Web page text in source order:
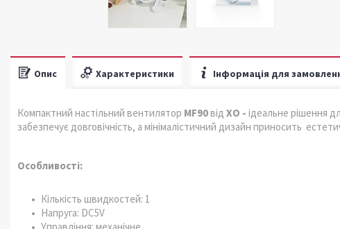
Опис Характеристики Інформація для
Компактний настільний вентилятор MF90від XO - ідеальне рішення
забезпечує довговічність, а мінімалістичний дизайн приносить
Особливості:
Кількість швидкостей: 1
Напруга: DC5V